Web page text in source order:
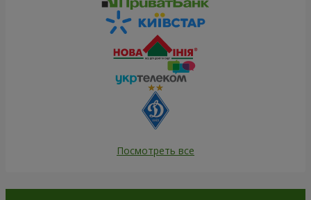
Посмотреть все